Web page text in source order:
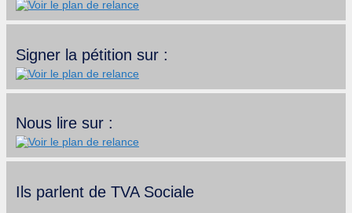
Signer la pétition sur :
Nous lire sur :
Ils parlent de TVA Sociale